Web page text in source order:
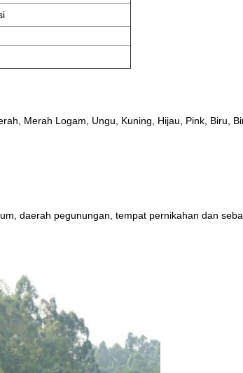
Merah Logam, Ungu, Kuning, Hijau, Pink, Biru,
daerah pegunungan, tempat pernikahan dan